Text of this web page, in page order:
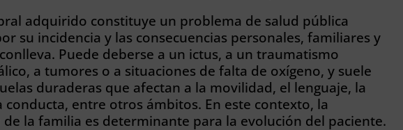
adquirido constituye un problema de salud pública
su incidencia y las consecuencias personales, familiares y
Puede deberse a un ictus, a un traumatismo
a tumores o a situaciones de falta de oxígeno, y suele
duraderas que afectan a la movilidad, el lenguaje, la
conducta, entre otros ámbitos. En este contexto, la
la familia es determinante para la evolución del paciente.